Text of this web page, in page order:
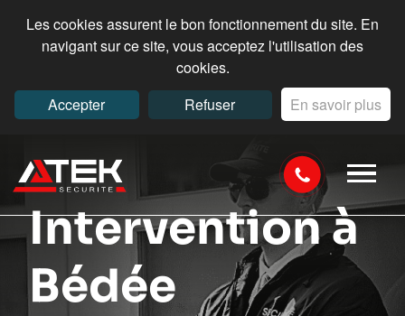
Les cookies assurent le bon fonctionnement du site. En
navigant sur ce site, vous acceptez l'utilisation des
cookies.
Accepter
Refuser En savoir plus
Intervention à
Bédée